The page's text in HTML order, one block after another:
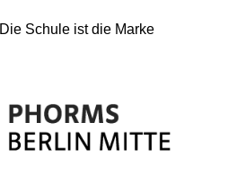
Die Schule ist die Marke